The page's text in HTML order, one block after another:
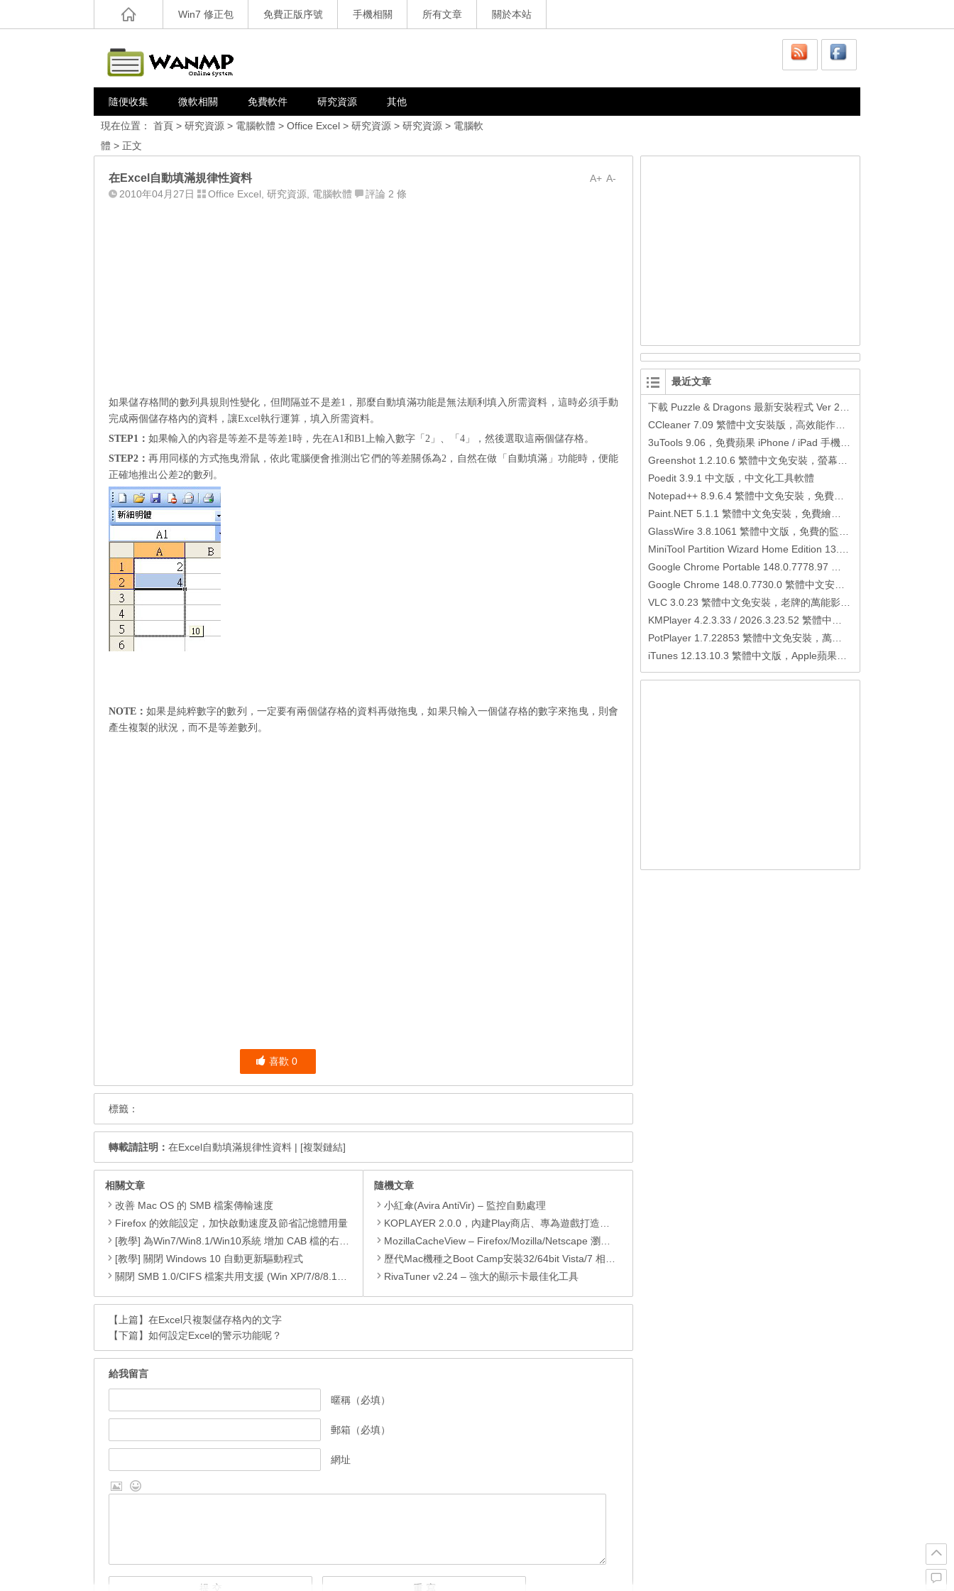
Win7 修正包 免費正版序號 手機相關 所有文章 關於本站
隨便收集 微軟相關 免費軟件 研究資源 其他
現在位置： 首頁 > 研究資源 > 電腦軟體 > Office Excel > 研究資源 > 研究資源 > 電腦軟
體 > 正文
A-
A+
在Excel自動填滿規律性資料
2010年04月27日 Office Excel 研究資源 電腦軟體 評論 2 條
如果儲存格間的數列具規則性變化，但間隔並不是差1 ，那麼自動填滿功能是無法順利填入所需資料，這時必須手動
完成兩個儲存格內的資料，讓Excel執行運算，填入所需資料。
STEP1 ： 如果輸入的內容是等差不是等差1時，先在A1和B1上輸入數字「 2 」、「 4 」，然後選取這兩個儲存格。
STEP2 ：再用同樣的方式拖曳滑鼠，依此電腦便會推測出它們的等差關係為2 ，自然在做「自動填滿」功能時，便能
正確地推出公差2的數列。
NOTE ：如果是純粹數字的數列，一定要有兩個儲存格的資料再做拖曳，如果只輸入一個儲存格的數字來拖曳，則會
產生複製的狀況，而不是等差數列。
喜歡 0
標籤：
轉載請註明： 在Excel自動填滿規律性資料 | [複製鏈結]
相關文章
改善 Mac OS 的 SMB 檔案傳輸速度
Firefox 的效能設定，加快啟動速度及節省記憶體用量
[教學] 為Win7/Win8.1/Win10系統 增加 CAB 檔的右鍵安裝的功能
[教學] 關閉 Windows 10 自動更新驅動程式
關閉 SMB 1.0/CIFS 檔案共用支援 (Win XP/7/8/8.1/10)
隨機文章
小紅傘(Avira AntiVir) – 監控自動處理
KOPLAYER 2.0.0，內建Play商店、專為遊戲打造的Android 安卓系統模擬器
MozillaCacheView – Firefox/Mozilla/Netscape 瀏覽器快取檔案顯示工具
歷代Mac機種之Boot Camp安裝32/64bit Vista/7 相容列表
RivaTuner v2.24 – 強大的顯示卡最佳化工具
【上篇】 在Excel只複製儲存格內的文字
【下篇】 如何設定Excel的警示功能呢？
給我留言
暱稱（必填）
郵箱（必填）
網址
最近文章
Poedit 3.9.1 中文版，中文化工具軟體